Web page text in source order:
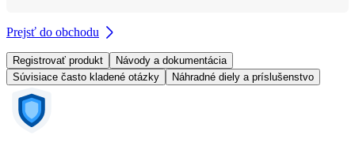
Prejsť do obchodu
Registrovať produkt
Návody a dokumentácia
Súvisiace často kladené otázky
Náhradné diely a príslušenstvo